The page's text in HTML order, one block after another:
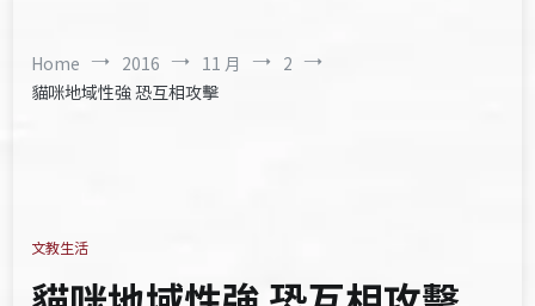
Home 2016 11 月
2
貓咪地域性強 恐互相攻擊
文教生活